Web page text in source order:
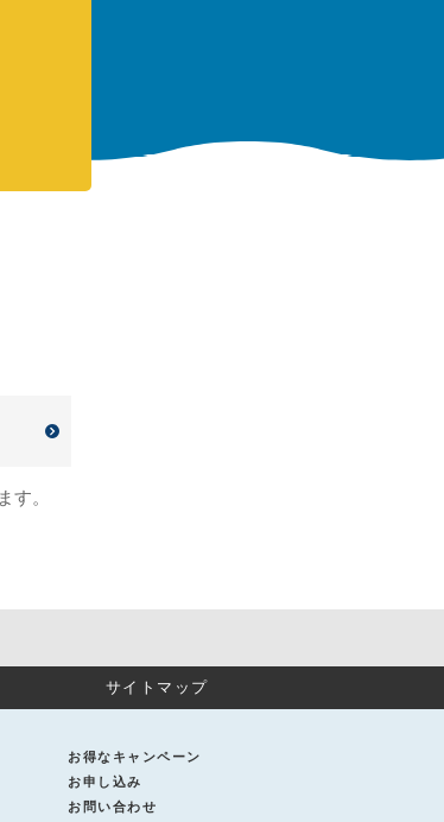
す。
サイトマップ
お得なキャンペーン
お申し込み
お問い合わせ